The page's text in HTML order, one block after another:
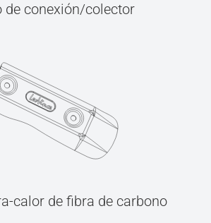
de conexión/colector
calor de fibra de carbono